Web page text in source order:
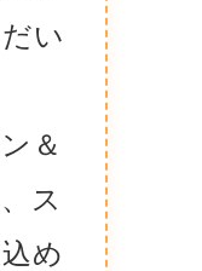
い
＆
ス
め